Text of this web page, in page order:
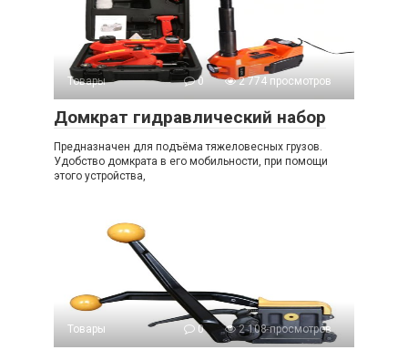
Товары 0 2 774 просмотров
Домкрат гидравлический набор
Предназначен для подъёма тяжеловесных грузов.
Удобство домкрата в его мобильности, при помощи
этого устройства,
Товары 0 2 108 просмотров